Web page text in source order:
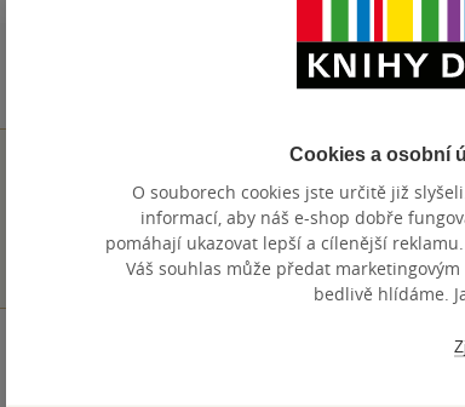
Hodnocení
4 hvězdičky
3 hvězdičky
2 hvězdičky
1 hvezdička
PŘIDEJTE
Hodnocení
Cookies a osobní
O souborech cookies jste určitě již
informací, aby náš e-shop dobře
pomáhají ukazovat lepší a cílenější
Váš souhlas může předat
bedlivě hlídáme.